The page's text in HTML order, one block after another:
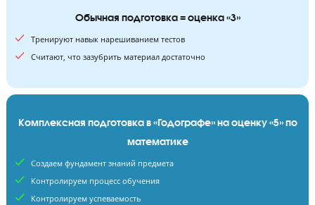
Обычная подготовка = оценка «3»
Тренируют навык нарешиванием тестов
Считают, что зазубрить материал достаточно